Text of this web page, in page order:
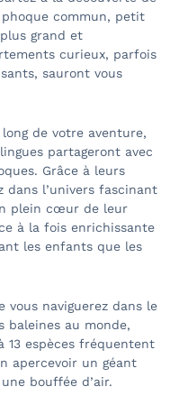
commun, petit
grand et
curieux, parfois
sauront vous
long de votre aventure,
partageront avec
Grâce à leurs
dans l’univers fascinant
plein cœur de leur
à la fois enrichissante
les enfants que les
vous naviguerez dans le
baleines au monde,
13 espèces fréquentent
apercevoir un géant
bouffée d’air.